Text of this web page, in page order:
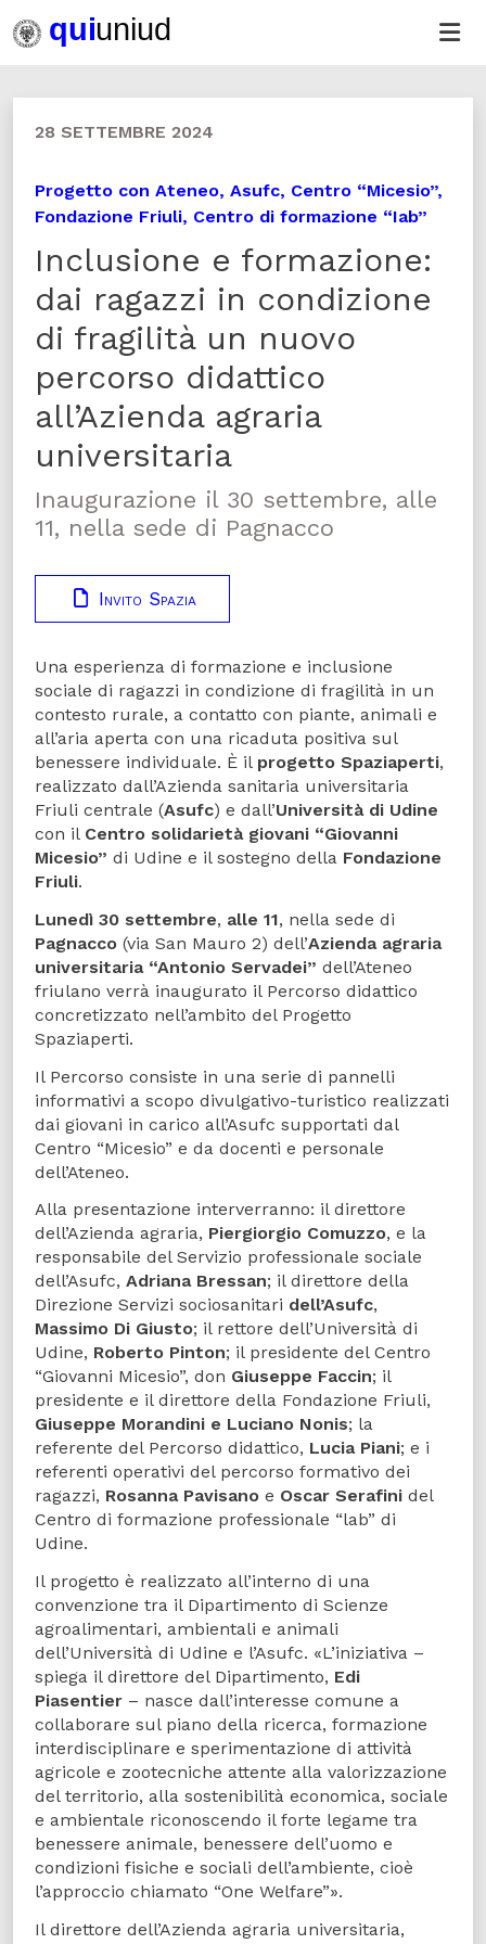
28 SETTEMBRE 2024
Progetto con Ateneo, Asufc, Centro “Micesio”,
Fondazione Friuli, Centro di formazione “Iab”
Inclusione e formazione:
dai ragazzi in condizione
di fragilità un nuovo
percorso didattico
all’Azienda agraria
universitaria
Inaugurazione il 30 settembre, alle
11, nella sede di Pagnacco
Invito Spazia
Una esperienza di formazione e inclusione
sociale di ragazzi in condizione di fragilità in un
contesto rurale, a contatto con piante, animali e
all’aria aperta con una ricaduta positiva sul
benessere individuale. È il progetto Spaziaperti,
realizzato dall’Azienda sanitaria universitaria
Friuli centrale (Asufc) e dall’Università di Udine
con il Centro solidarietà giovani “Giovanni
Micesio” di Udine e il sostegno della Fondazione
Friuli.
Lunedì 30 settembre, alle 11, nella sede di
Pagnacco (via San Mauro 2) dell’Azienda agraria
universitaria “Antonio Servadei” dell’Ateneo
friulano verrà inaugurato il Percorso didattico
concretizzato nell’ambito del Progetto
Spaziaperti.
Il Percorso consiste in una serie di pannelli
informativi a scopo divulgativo-turistico realizzati
dai giovani in carico all’Asufc supportati dal
Centro “Micesio” e da docenti e personale
dell’Ateneo.
Alla presentazione interverranno: il direttore
dell’Azienda agraria, Piergiorgio Comuzzo, e la
responsabile del Servizio professionale sociale
dell’Asufc, Adriana Bressan; il direttore della
Direzione Servizi sociosanitari dell’Asufc,
Massimo Di Giusto; il rettore dell’Università di
Udine, Roberto Pinton; il presidente del Centro
“Giovanni Micesio”, don Giuseppe Faccin; il
presidente e il direttore della Fondazione Friuli,
Giuseppe Morandini e Luciano Nonis; la
referente del Percorso didattico, Lucia Piani; e i
referenti operativi del percorso formativo dei
ragazzi, Rosanna Pavisano e Oscar Serafini del
Centro di formazione professionale “lab” di
Udine.
Il progetto è realizzato all’interno di una
convenzione tra il Dipartimento di Scienze
agroalimentari, ambientali e animali
dell’Università di Udine e l’Asufc. «L’iniziativa –
spiega il direttore del Dipartimento, Edi
Piasentier – nasce dall’interesse comune a
collaborare sul piano della ricerca, formazione
interdisciplinare e sperimentazione di attività
agricole e zootecniche attente alla valorizzazione
del territorio, alla sostenibilità economica, sociale
e ambientale riconoscendo il forte legame tra
benessere animale, benessere dell’uomo e
condizioni fisiche e sociali dell’ambiente, cioè
l’approccio chiamato “One Welfare”».
Il direttore dell’Azienda agraria universitaria,